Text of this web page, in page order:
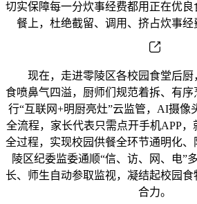
切实保障每一分炊事经费都用正在优
餐上，杜绝截留、调用、挤占炊事经
现在，走进零陵区各校园食堂后厨
食喷鼻气四溢，厨师们规范着拆、有
行“互联网+明厨亮灶”云监管，AI摄像
全流程，家长代表只需点开手机APP
全过程，实现校园供餐全环节通明化
陵区纪委监委通顺“信、访、网、电”
长、师生自动参取监视，凝结起校园
合力。